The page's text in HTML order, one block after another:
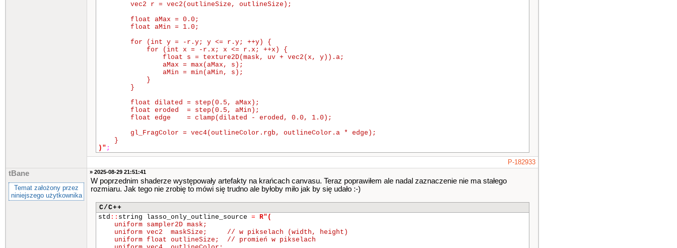
        vec2 r = vec2(outlineSize, outlineSize);
        float aMax = 0.0;
        float aMin = 1.0;
        for (int y = -r.y; y <= r.y; ++y) {
            for (int x = -r.x; x <= r.x; ++x) {
                float s = texture2D(mask, uv + vec2(x, y)).a;
                aMax = max(aMax, s);
                aMin = min(aMin, s);
            }
        }
        float dilated = step(0.5, aMax);
        float eroded  = step(0.5, aMin);
        float edge    = clamp(dilated - eroded, 0.0, 1.0);
        gl_FragColor = vec4(outlineColor.rgb, outlineColor.a * edge);
)" ;
P-182933
tBane
Temat założony przez
niniejszego użytkownika
» 2025-08-29 21:51:41
W poprzednim shaderze występowały artefakty na krańcach canvasu. Teraz poprawiłem ale nadal zaznaczenie nie ma stałego
rozmiaru. Jak tego nie zrobię to mówi się trudno ale byłoby miło jak by się udało :-)
C/C++
std :: string lasso_only_outline_source = R"(
    uniform sampler2D mask;
    uniform vec2  maskSize;     // w pikselach (width, height)
    uniform float outlineSize;  // promień w pikselach